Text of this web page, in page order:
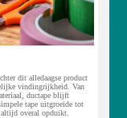
dit alledaagse product
vindingrijkheid. Van
ductape blijft
tape uitgroeide tot
overal opduikt.